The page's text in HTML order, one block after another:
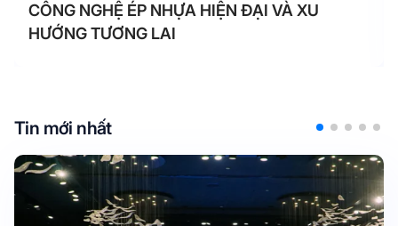
CÔNG NGHỆ ÉP NHỰA HIỆN ĐẠI VÀ XU
HƯỚNG TƯƠNG LAI
Tin mới nhất